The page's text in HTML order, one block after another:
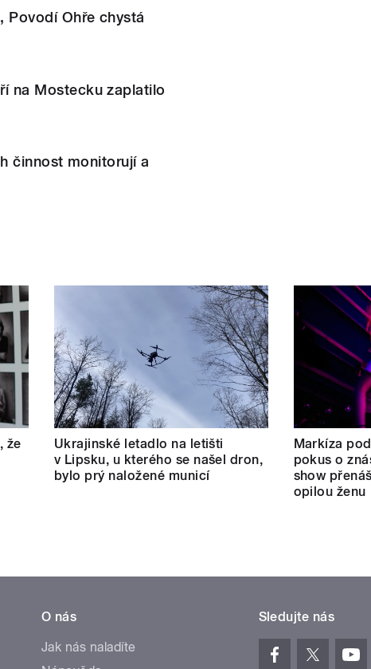
Povodí Ohře chystá
na Mostecku zaplatilo
činnost monitorují a
že
Ukrajinské letadlo na letišti
v Lipsku, u kterého se našel dron,
bylo prý naložené municí
Markíza
pokus o
show
opilou ženu
O nás
Jak nás naladíte
Sledujte nás